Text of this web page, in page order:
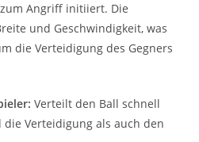
Angriff initiiert. Die
und Geschwindigkeit, was
die Verteidigung des Gegners
Verteilt den Ball schnell
Verteidigung als auch den